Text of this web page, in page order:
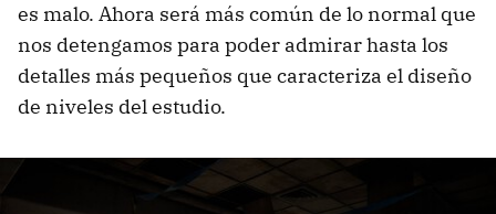
es malo. Ahora será más común de lo normal que
nos detengamos para poder admirar hasta los
detalles más pequeños que caracteriza el diseño
de niveles del estudio.